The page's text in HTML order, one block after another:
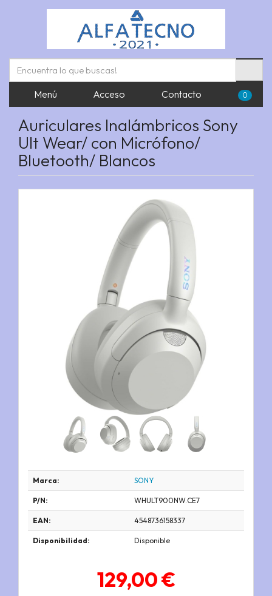
Menú Acceso Contacto 0
Auriculares Inalámbricos Sony
Ult Wear/ con Micrófono/
Bluetooth/ Blancos
Marca: SONY
P/N: WHULT900NW.CE7
EAN: 4548736158337
Disponibilidad: Disponible
129,00 €